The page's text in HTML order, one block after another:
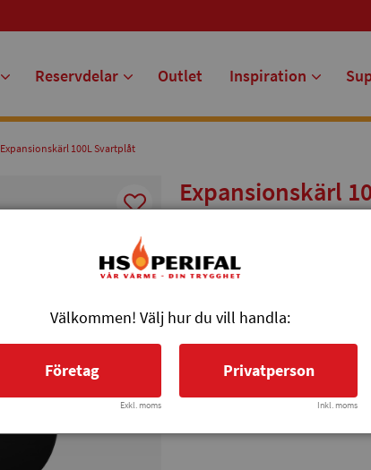
Reservdelar Outlet Inspiration
Expansionskärl 100L Svartplåt
Expansionskärl
Expansionskärl 100L i
Artikelnr: 1091
Välkommen! Välj hur du vill handla:
Företag
Exkl. moms
Privatperson
Inkl. moms